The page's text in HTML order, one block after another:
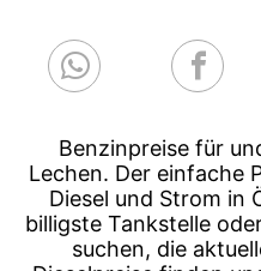
Benzinpreise für
Lechen. Der einfache
Diesel und Strom in
billigste Tankstelle
suchen, die